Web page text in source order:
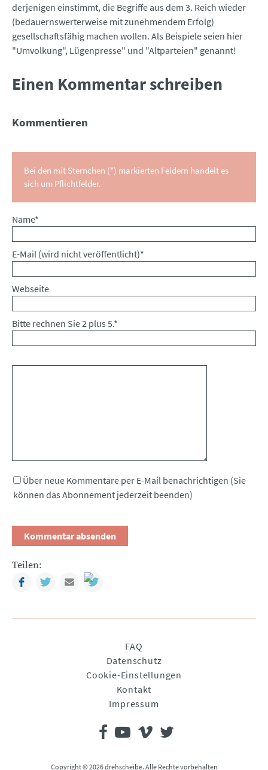
derjenigen einstimmt, die Begriffe aus dem 3. Reich wieder
(bedauernswerterweise mit zunehmendem Erfolg)
gesellschaftsfähig machen wollen. Als Beispiele seien hier
"Umvolkung", Lügenpresse" und "Altparteien" genannt!
Einen Kommentar schreiben
Kommentieren
Bei den mit Sternchen (*) markierten Feldern handelt es
sich um Pflichtfelder.
Pflichtfeld
Name*
Pflichtfeld
E-Mail (wird nicht veröffentlicht)*
Webseite
Bitte rechnen Sie 2 plus 5.*
Über neue Kommentare per E-Mail benachrichtigen (Sie
können das Abonnement jederzeit beenden)
Teilen:
FacebookTwitterMail
FAQ
Datenschutz
Cookie-Einstellungen
Kontakt
Impressum
Copyright © 2026 drehscheibe. Alle Rechte vorbehalten